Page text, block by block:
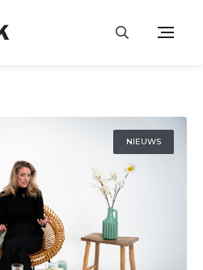
NIEUWS